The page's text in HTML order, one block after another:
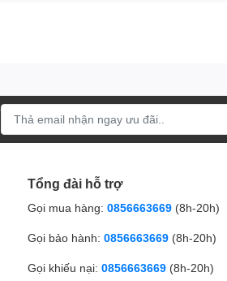
Tổng đài hỗ trợ
Gọi mua hàng: 0856663669 (8h-20h)
Gọi bảo hành: 0856663669 (8h-20h)
Gọi khiếu nại: 0856663669 (8h-20h)